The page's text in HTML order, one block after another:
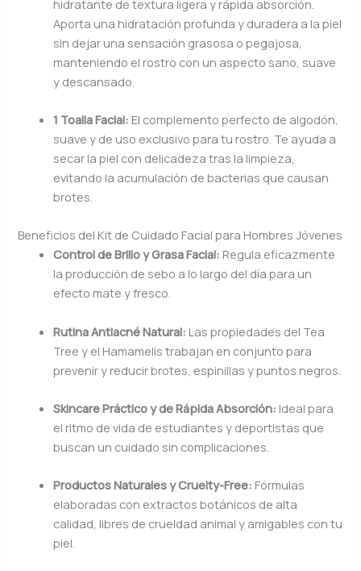
hidratante de textura ligera y rápida absorción.
Aporta una hidratación profunda y duradera a la piel
sin dejar una sensación grasosa o pegajosa,
manteniendo el rostro con un aspecto sano, suave
y descansado.
1 Toalla Facial: El complemento perfecto de algodón,
suave y de uso exclusivo para tu rostro. Te ayuda a
secar la piel con delicadeza tras la limpieza,
evitando la acumulación de bacterias que causan
brotes.
Beneficios del Kit de Cuidado Facial para Hombres Jóvenes
Control de Brillo y Grasa Facial: Regula eficazmente
la producción de sebo a lo largo del día para un
efecto mate y fresco.
Rutina Antiacné Natural: Las propiedades del Tea
Tree y el Hamamelis trabajan en conjunto para
prevenir y reducir brotes, espinillas y puntos negros.
Skincare Práctico y de Rápida Absorción: Ideal para
el ritmo de vida de estudiantes y deportistas que
buscan un cuidado sin complicaciones.
Productos Naturales y Cruelty-Free: Fórmulas
elaboradas con extractos botánicos de alta
calidad, libres de crueldad animal y amigables con tu
piel.